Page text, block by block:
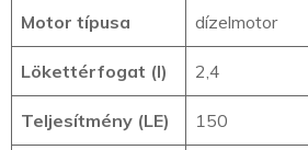
Motor típusa dízelmotor
Lökettérfogat (l) 2,4
Teljesítmény (LE) 150